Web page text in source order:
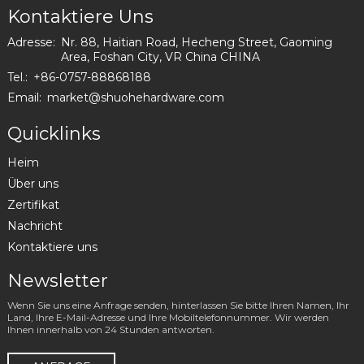
Kontaktiere Uns
Adresse: Nr. 88, Haitian Road, Hecheng Street, Gaoming
Area, Foshan City, VR China CHINA
Tel.: +86-0757-88868188
Email: market@shuohehardware.com
Quicklinks
Heim
Über uns
Zertifikat
Nachricht
Kontaktiere uns
Newsletter
Wenn Sie uns eine Anfrage senden, hinterlassen Sie bitte Ihren Namen, Ihr
Land, Ihre E-Mail-Adresse und Ihre Mobiltelefonnummer. Wir werden
Ihnen innerhalb von 24 Stunden antworten.